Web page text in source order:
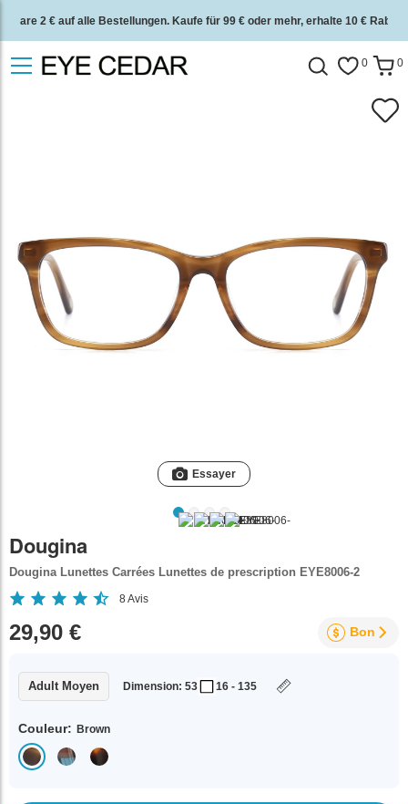
Spare 2 € auf alle Bestellungen. Kaufe für 99 € oder mehr, erhalte 10 € Rabatt.
2 Jahre Qualitätsgarantie und 30 Tage Geld-zurück-Garantie. 0 0
Essayer
Dougina
Dougina Lunettes Carrées Lunettes de prescription EYE8006-2
8Avis
29,90 € Bon
Adult Moyen Dimension: 53 16 - 135
Couleur: Brown